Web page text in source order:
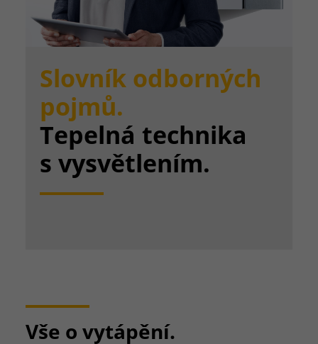
Slovník odborných
pojmů.
Tepelná technika
s vysvětlením.
Vše o vytápění.